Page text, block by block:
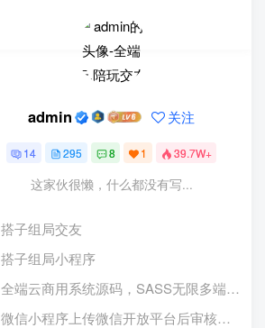
立即购买
您当前未登录！建议登陆后购买，可保存购买订
序功能介绍
2年前
绍！
3 生活服务综合平台小程序
介绍
admin 关注
14 295 8 1 39.7W+
这家伙很懒，什么都没有写...
搭子组局交友
搭子组局小程序
全端云商用系统源码，SASS无限多端小程序同步上线管理–[搭子版本]
微信小程序上传微信开放平台后审核提交视频！